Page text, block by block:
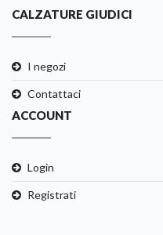
CALZATURE GIUDICI
I negozi
Contattaci
ACCOUNT
Login
Registrati